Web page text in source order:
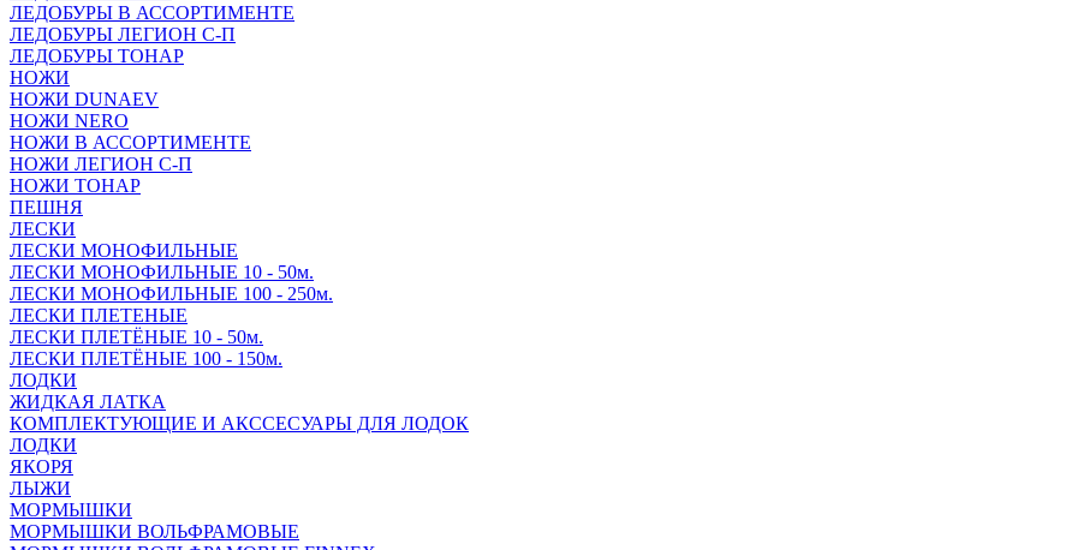
ЛЕДОБУРЫ В АССОРТИМЕНТЕ
ЛЕДОБУРЫ ЛЕГИОН С-П
ЛЕДОБУРЫ ТОНАР
НОЖИ
НОЖИ DUNAEV
НОЖИ NERO
НОЖИ В АССОРТИМЕНТЕ
НОЖИ ЛЕГИОН С-П
НОЖИ ТОНАР
ПЕШНЯ
ЛЕСКИ
ЛЕСКИ МОНОФИЛЬНЫЕ
ЛЕСКИ МОНОФИЛЬНЫЕ 10 - 50м.
ЛЕСКИ МОНОФИЛЬНЫЕ 100 - 250м.
ЛЕСКИ ПЛЕТЕНЫЕ
ЛЕСКИ ПЛЕТЁНЫЕ 10 - 50м.
ЛЕСКИ ПЛЕТЁНЫЕ 100 - 150м.
ЛОДКИ
ЖИДКАЯ ЛАТКА
КОМПЛЕКТУЮЩИЕ И АКССЕСУАРЫ ДЛЯ ЛОДОК
ЛОДКИ
ЯКОРЯ
ЛЫЖИ
МОРМЫШКИ
МОРМЫШКИ ВОЛЬФРАМОВЫЕ